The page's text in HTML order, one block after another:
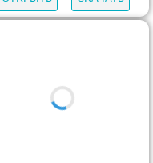
ОТКРЫТЬ СКАЧАТЬ